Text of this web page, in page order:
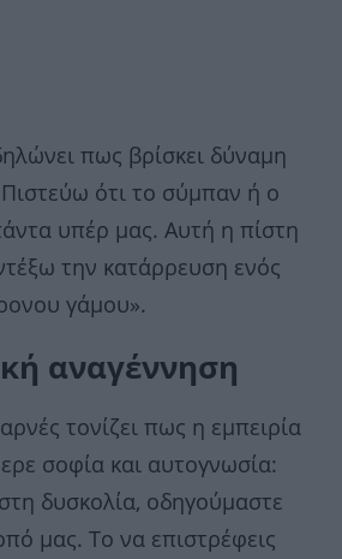
πως βρίσκει δύναμη
ότι το σύμπαν ή ο
υπέρ μας. Αυτή η πίστη
την κατάρρευση ενός
γάμου».
αναγέννηση
τονίζει πως η εμπειρία
σοφία και αυτογνωσία:
δυσκολία, οδηγούμαστε
μας. Το να επιστρέφεις